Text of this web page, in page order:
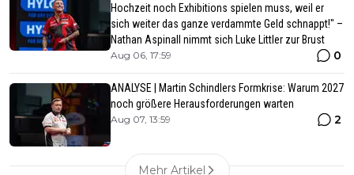
Hochzeit noch Exhibitions spielen muss, weil er
sich weiter das ganze verdammte Geld schnappt!" –
Nathan Aspinall nimmt sich Luke Littler zur Brust
Aug 06, 17:59 0
ANALYSE | Martin Schindlers Formkrise: Warum 2027
noch größere Herausforderungen warten
Aug 07, 13:59 2
Mehr Artikel